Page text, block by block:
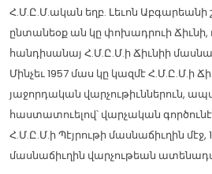
Հ.Մ.Ը.Մ.ական եղբ. Լեւոն Աբգարեանի
ընտանեօք ան կը փոխադրուի Ճիւնի,
հանդիսանայ Հ.Մ.Ը.Մ.ի Ճիւնիի
Մինչեւ 1957 մաս կը կազմէ Հ.Մ.Ը.Մ.ի
յաջորդական վարչութիւններուն,
հաստատուելով՝ վարչական
Հ.Մ.Ը.Մ.ի Պէյրութի մասնաճիւղին մէջ,
մասնաճիւղին վարչութեան